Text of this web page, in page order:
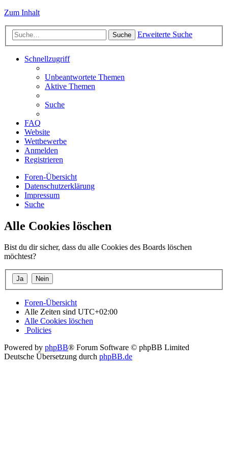
Zum Inhalt
Suche Erweiterte Suche
Schnellzugriff
Unbeantwortete Themen
Aktive Themen
Suche
FAQ
Website
Wettbewerbe
Anmelden
Registrieren
Foren-Übersicht
Datenschutzerklärung
Impressum
Suche
Alle Cookies löschen
Bist du dir sicher, dass du alle Cookies des Boards löschen
möchtest?
Foren-Übersicht
Alle Zeiten sind UTC+02:00
Alle Cookies löschen
Policies
Powered by phpBB® Forum Software © phpBB Limited
Deutsche Übersetzung durch phpBB.de